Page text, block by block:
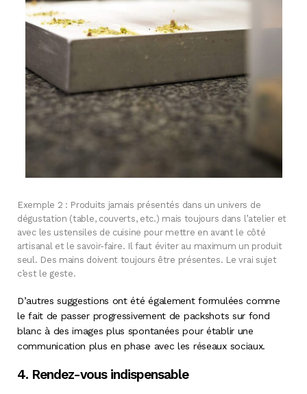
Exemple 2 : Produits jamais présentés dans un univers de
dégustation (table, couverts, etc.) mais toujours dans l’atelier et
avec les ustensiles de cuisine pour mettre en avant le côté
artisanal et le savoir-faire. Il faut éviter au maximum un produit
seul. Des mains doivent toujours être présentes. Le vrai sujet
c’est le geste.
D’autres suggestions ont été également formulées comme
le fait de passer progressivement de packshots sur fond
blanc à des images plus spontanées pour établir une
communication plus en phase avec les réseaux sociaux.
4. Rendez-vous indispensable